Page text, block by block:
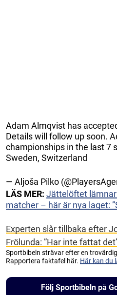
Adam Almqvist has
Details will follow up soon.
championships in the last 7
Sweden, Switzerland
— Aljoša Pilko
LÄS MER: Jättelöftet
matcher – här är nya laget:
Experten slår tillbaka efter
Frölunda: ”Har inte fattat
Sportbibeln strävar efter en
Rapportera faktafel här. Här kan du
Följ Sportbibeln på